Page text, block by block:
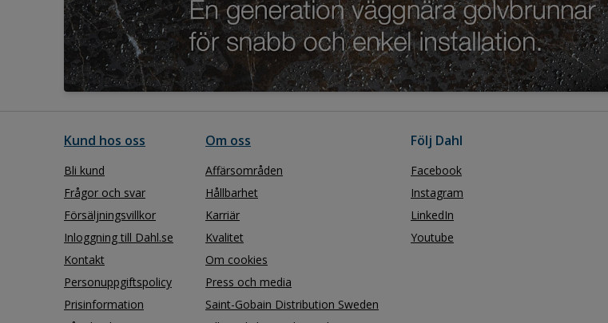
Kund hos oss
Bli kund
Frågor och svar
Försäljningsvillkor
Inloggning till Dahl.se
Kontakt
Personuppgiftspolicy
Prisinformation
Om oss
Affärsområden
Hållbarhet
Karriär
Kvalitet
Om cookies
Press och media
Saint-Gobain Distribution Sweden
Följ Dahl
Facebook
Instagram
LinkedIn
Youtube